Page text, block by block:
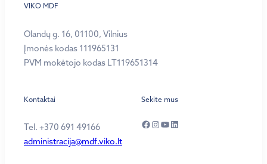
VIKO MDF
Olandų g. 16, 01100, Vilnius
Įmonės kodas 111965131
PVM mokėtojo kodas LT119651314
Kontaktai
Tel. +370 691 49166
administracija@mdf.viko.lt
Sekite mus
Facebook
Instagram
YouTube
LinkedIn